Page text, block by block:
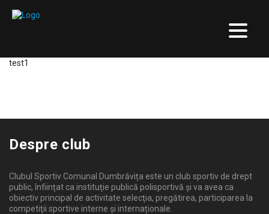
test1
Despre club
Clubul Sportiv Comunal Dumbrăvița este un club sportiv de drept
public, înființat ca instituţie publică polisportivă și va avea ca
obiectiv principal de activitate selecţia, pregătirea, participarea la
competiţii sportive interne şi internaționale.